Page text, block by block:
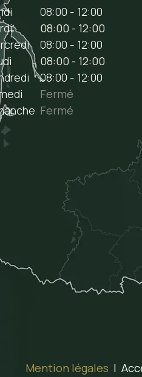
08:00 - 12:00
08:00 - 12:00
08:00 - 12:00
08:00 - 12:00
08:00 - 12:00
Fermé
Fermé
Mention légales |